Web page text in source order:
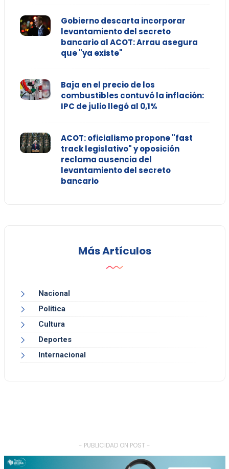
Gobierno descarta incorporar
levantamiento del secreto
bancario al ACOT: Arrau asegura
que "ya existe"
Baja en el precio de los
combustibles contuvó la inflación:
IPC de julio llegó al 0,1%
ACOT: oficialismo propone "fast
track legislativo" y oposición
reclama ausencia del
levantamiento del secreto
bancario
Más Artículos
Nacional
Política
Cultura
Deportes
Internacional
- PUBLICIDAD ON POST -